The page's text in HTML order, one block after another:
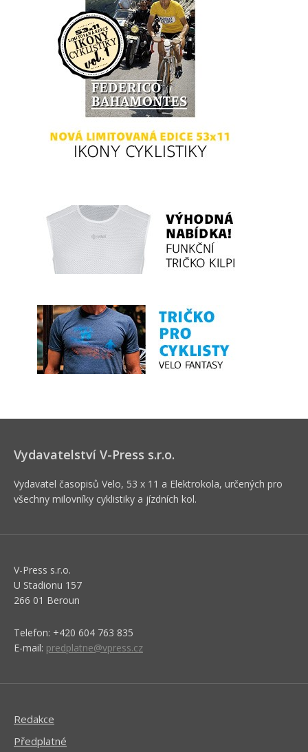
Vydavatelství V-Press s.r.o.
Vydavatel časopisů Velo, 53 x 11 a Elektrokola, určených pro
všechny milovníky cyklistiky a jízdních kol.
V-Press s.r.o.
U Stadionu 157
266 01 Beroun
Telefon: +420 604 763 835
E-mail: predplatne@vpress.cz
Redakce
Předplatné